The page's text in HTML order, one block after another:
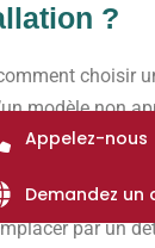
?
choisir
modèle non
les vannes
dispositif est
par un
Appelez-nous
Demandez un